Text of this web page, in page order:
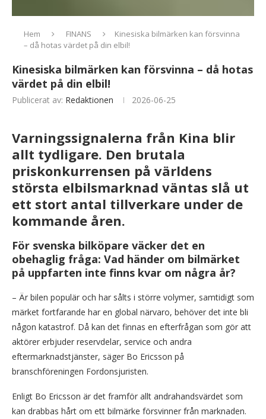
Hem FINANS
Kinesiska bilmärken kan försvinna
– då hotas värdet på din elbil!
Kinesiska bilmärken kan försvinna – då hotas
värdet på din elbil!
Publicerat av: Redaktionen 2026-06-25
Varningssignalerna från Kina blir
allt tydligare. Den brutala
priskonkurrensen på världens
största elbilsmarknad väntas slå ut
ett stort antal tillverkare under de
kommande åren.
För svenska bilköpare väcker det en
obehaglig fråga: Vad händer om bilmärket
på uppfarten inte finns kvar om några år?
– Är bilen populär och har sålts i större volymer, samtidigt som
märket fortfarande har en global närvaro, behöver det inte bli
någon katastrof. Då kan det finnas en efterfrågan som gör att
aktörer erbjuder reservdelar, service och andra
eftermarknadstjänster, säger Bo Ericsson på
branschföreningen Fordonsjuristen.
Enligt Bo Ericsson är det framför allt andrahandsvärdet som
kan drabbas hårt om ett bilmärke försvinner från marknaden.